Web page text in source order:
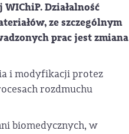
Działalność
ze szczególnym
prac jest zmiana
i modyfikacji protez
rozdmuchu
biomedycznych, w